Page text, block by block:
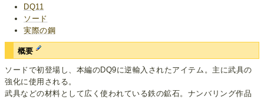
DQ11
ソード
実際の鋼
概要
ソードで初登場し、本編のDQ9に逆輸入されたアイテム。主に武具の
強化に使用される。
武具などの材料として広く使われている鉄の鉱石。ナンバリング作品